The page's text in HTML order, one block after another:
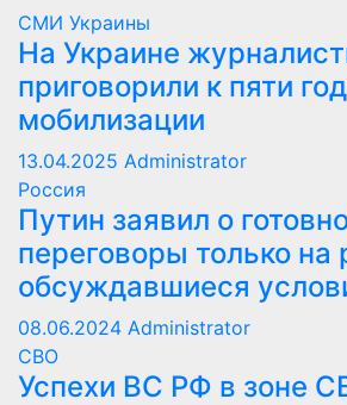
СМИ Украины
На Украине
приговорили к пяти
мобилизации
13.04.2025 Administrator
Россия
Путин заявил о
переговоры только на
обсуждавшиеся
08.06.2024 Administrator
СВО
Успехи ВС РФ в зоне